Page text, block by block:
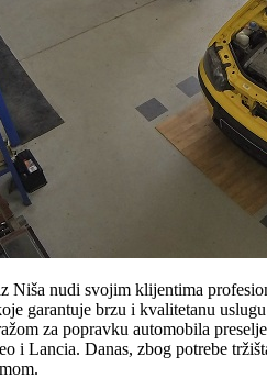
Niša nudi svojim klijentima
garantuje brzu i kvalitetanu
za popravku automobila
i Lancia. Danas, zbog potrebe